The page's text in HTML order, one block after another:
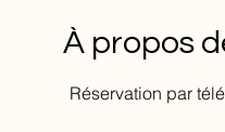
À propos
Réservation par